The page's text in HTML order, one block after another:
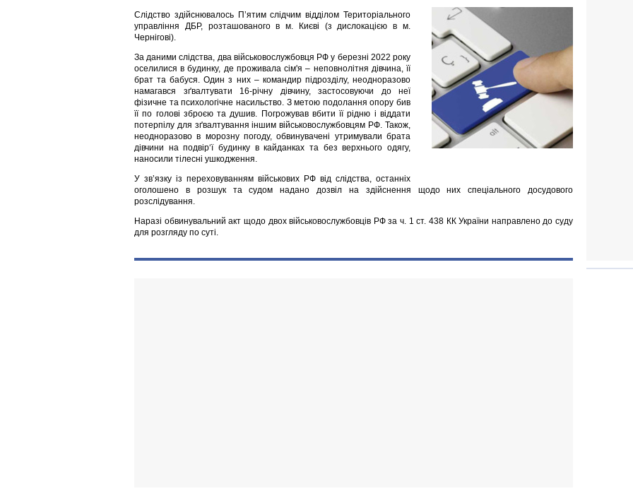
Слідство здійснювалось П’ятим слідчим відділом Територіального
управління ДБР, розташованого в м. Києві (з дислокацією в м.
Чернігові).
За даними слідства, два військовослужбовця РФ у березні 2022 року
оселилися в будинку, де проживала сім'я – неповнолітня дівчина, її
брат та бабуся. Один з них – командир підрозділу, неодноразово
намагався зґвалтувати 16-річну дівчину, застосовуючи до неї
фізичне та психологічне насильство. З метою подолання опору бив
її по голові зброєю та душив. Погрожував вбити її рідню і віддати
потерпілу для зґвалтування іншим військовослужбовцям РФ. Також,
неодноразово в морозну погоду, обвинувачені утримували брата
дівчини на подвір‘ї будинку в кайданках та без верхнього одягу,
наносили тілесні ушкодження.
У зв’язку із переховуванням військових РФ від слідства, останніх
оголошено в розшук та судом надано дозвіл на здійснення щодо них спеціального досудового
розслідування.
Наразі обвинувальний акт щодо двох військовослужбовців РФ за ч. 1 ст. 438 КК України направлено до суду
для розгляду по суті.